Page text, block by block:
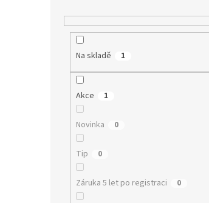
Na skladě 1
Akce 1
Novinka 0
Tip 0
Záruka 5 let po registraci 0